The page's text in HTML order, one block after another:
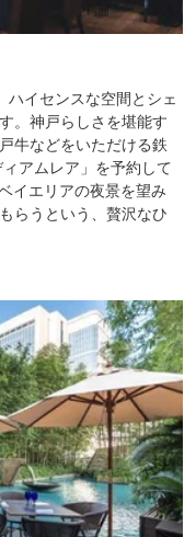
イセンスな空間とシェ
。神戸らしさを堪能す
牛などをいただける鉄
アムレア」を予約して
イエリアの夜景を望み
らうという、贅沢なひ